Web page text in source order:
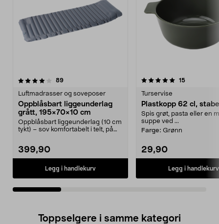
89anmeldelser
Luftmadrasser og soveposer
Oppblåsbart liggeunderlag
grått, 195×70×10 cm
Oppblåsbart liggeunderlag (10 cm
tykt) – sov komfortabelt i telt, på
399,90
Legg i handlekurv
5.0av 5 stjerner 15anmeldelser
Turservise
Plastkopp 62 cl,
Spis grøt, pasta eller en
suppe ved ...
Farge: Grønn
29,90
Legg i handlekurv
4.5av 5 stjerner
Toppselgere i samme kategori